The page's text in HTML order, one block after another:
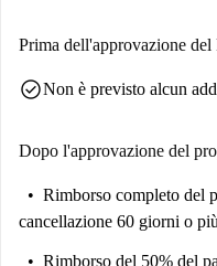
Prima dell'approvazione del
check_circleNon è previsto alcun
Dopo l'approvazione del
Rimborso completo del
cancellazione 60 giorni o
Rimborso del 50% del